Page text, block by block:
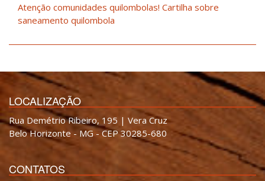
Atenção comunidades quilombolas! Cartilha sobre
saneamento quilombola
LOCALIZAÇÃO
Rua Demétrio Ribeiro, 195 | Vera Cruz
Belo Horizonte - MG - CEP 30285-680
CONTATOS